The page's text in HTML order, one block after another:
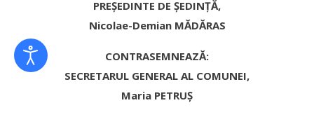
PREȘEDINTE DE ȘEDINȚĂ,
Nicolae-Demian MĂDĂRAS
CONTRASEMNEAZĂ:
SECRETARUL GENERAL AL COMUNEI,
Maria PETRUŞ